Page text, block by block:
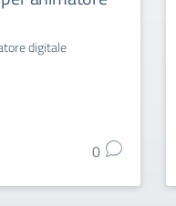
digitale
0